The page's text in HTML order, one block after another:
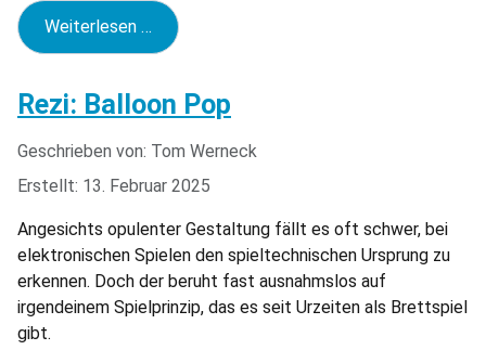
Weiterlesen …
Rezi: Balloon Pop
Geschrieben von: Tom Werneck
Erstellt: 13. Februar 2025
Angesichts opulenter Gestaltung fällt es oft schwer, bei
elektronischen Spielen den spieltechnischen Ursprung zu
erkennen. Doch der beruht fast ausnahmslos auf
irgendeinem Spielprinzip, das es seit Urzeiten als Brettspiel
gibt.